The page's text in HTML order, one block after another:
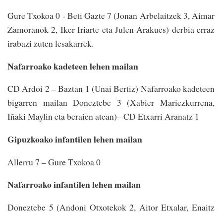
Gure Txokoa 0 - Beti Gazte 7 (Jonan Arbelaitzek 3, Aimar
Zamoranok 2, Iker Iriarte eta Julen Arakues) derbia erraz
irabazi zuten lesakarrek.
Nafarroako kadeteen lehen mailan
CD Ardoi 2 – Baztan 1 (Unai Bertiz) Nafarroako kadeteen
bigarren mailan Doneztebe 3 (Xabier Mariezkurrena,
Iñaki Maylin eta beraien atean)– CD Etxarri Aranatz 1
Gipuzkoako infantilen lehen mailan
Allerru 7 – Gure Txokoa 0
Nafarroako infantilen lehen mailan
Doneztebe 5 (Andoni Otxotekok 2, Aitor Etxalar, Enaitz